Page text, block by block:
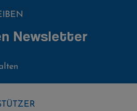
Newsletter